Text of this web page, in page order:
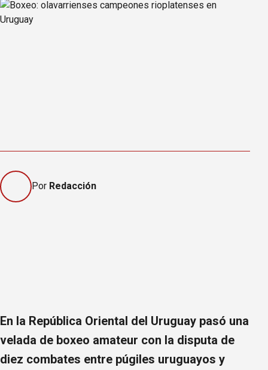
Por Redacción
En la República Oriental del Uruguay pasó una
velada de boxeo amateur con la disputa de
diez combates entre púgiles uruguayos y